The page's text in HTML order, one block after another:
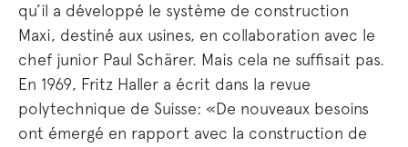
qu’il a développé le système de construction
Maxi, destiné aux usines, en collaboration avec le
chef junior Paul Schärer. Mais cela ne suffisait pas.
En 1969, Fritz Haller a écrit dans la revue
polytechnique de Suisse: «De nouveaux besoins
ont émergé en rapport avec la construction de